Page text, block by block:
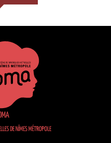
DE NÎMES MÉTROPOLE